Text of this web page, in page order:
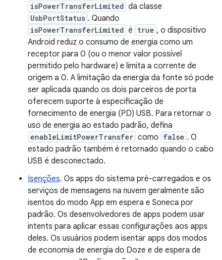
isPowerTransferLimited da classe
UsbPortStatus . Quando
isPowerTransferLimited é true , o dispositivo
Android reduz o consumo de energia como um
receptor para 0 (ou o menor valor possível
permitido pelo hardware) e limita a corrente de
origem a 0. A limitação da energia da fonte só pode
ser aplicada quando os dois parceiros de porta
oferecem suporte à especificação de
fornecimento de energia (PD) USB. Para retornar o
uso de energia ao estado padrão, defina
enableLimitPowerTransfer como false . O
estado padrão também é retornado quando o cabo
USB é desconectado.
Isenções. Os apps do sistema pré-carregados e os
serviços de mensagens na nuvem geralmente são
isentos do modo App em espera e Soneca por
padrão. Os desenvolvedores de apps podem usar
intents para aplicar essas configurações aos apps
deles. Os usuários podem isentar apps dos modos
de economia de energia do Doze e de espera de